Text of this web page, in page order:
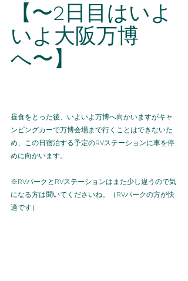
【〜2 日目はいよ
いよ大阪万博
へ〜】
昼食をとった後、いよいよ万博へ向かいますがキャ
ンピングカーで万博会場まで行くことはできないた
め、この日宿泊する予定のRVステーションに車を停
めに向かいます。
※RVパークと RVステーションはまた少し違うので気
になる方は聞いてくださいね。（ RVパークの方が快
適です）